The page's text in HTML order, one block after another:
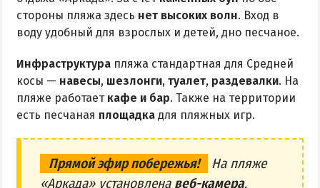
стороны пляжа здесь нет высоких волн. Вход в
воду удобный для взрослых и детей, дно песчаное.
Инфраструктура пляжа стандартная для Средней
косы — навесы, шезлонги, туалет, раздевалки. На
пляже работает кафе и бар. Также на территории
есть песчаная площадка для пляжных игр.
Прямой эфир побережья!
На пляже
«Аркада» установлена веб-камера.